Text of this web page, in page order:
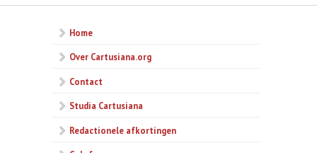
Home
Over Cartusiana.org
Contact
Studia Cartusiana
Redactionele afkortingen